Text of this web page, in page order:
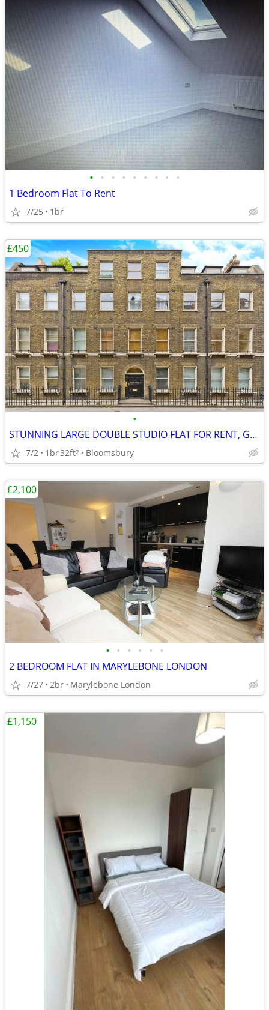
• • • • • • • • •
1 Bedroom Flat To Rent
7/25 1br
•
STUNNING LARGE DOUBLE STUDIO FLAT FOR RENT, Gower Street, WC1
7/2 1br32ft2 Bloomsbury
£450
• • • • • •
2 BEDROOM FLAT IN MARYLEBONE LONDON
7/27 2br Marylebone London
£2,100
£1,150